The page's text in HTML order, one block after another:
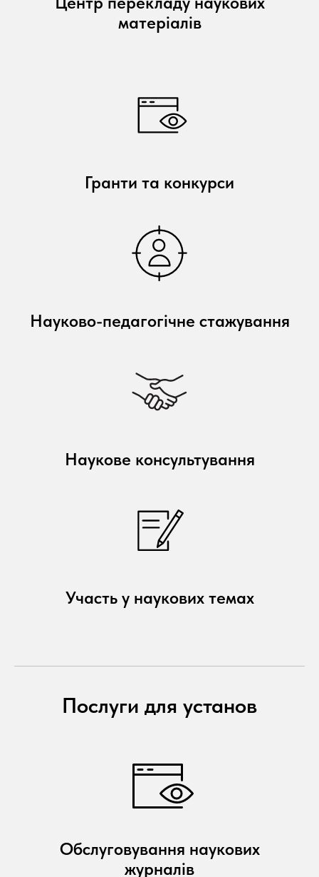
матеріалів
Гранти та конкурси
Науково-педагогічне стажування
Наукове консультування
Участь у наукових темах
Послуги для установ
Обслуговування наукових
журналів